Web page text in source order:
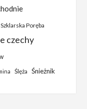
Szklarska Poręba
czechy
Ślęża Śnieżnik